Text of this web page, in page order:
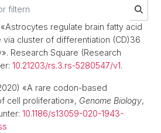
regulate brain fatty acid
via cluster of differentiation (CD)36
Research Square (Research
10.21203/rs.3.rs-5280547/v1.
«A rare codon-based
cell proliferation», Genome Biology,
10.1186/s13059-020-1943-